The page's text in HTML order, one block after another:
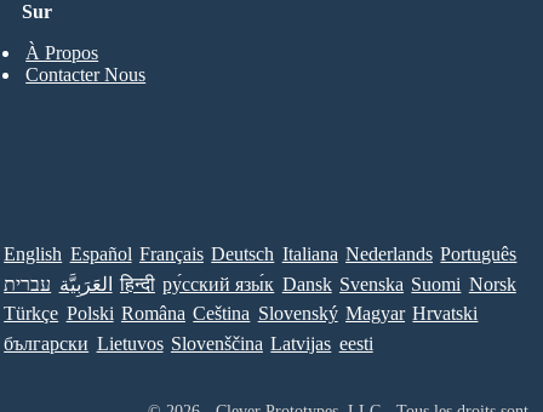
Sur
À Propos
Contacter Nous
English Español Français Deutsch Italiana Nederlands Português
עברית العَرَبِيَّة हिन्दी ру́сский язы́к Dansk Svenska Suomi Norsk
Türkçe Polski Româna Ceština Slovenský Magyar Hrvatski
български Lietuvos Slovenščina Latvijas eesti